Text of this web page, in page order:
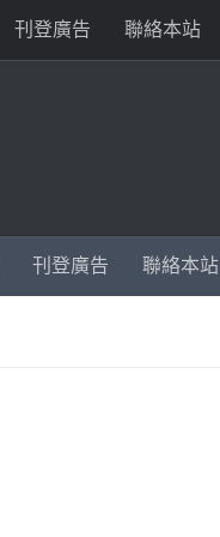
刊登廣告 聯絡本站
刊登廣告 聯絡本站